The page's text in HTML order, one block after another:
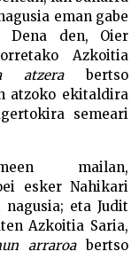
eman gabe
Dena den, Oier
Azkoitia
atzerabertso
atzoko ekitaldira
semeari
mailan,
esker Nahikari
eta Judit
Azkoitia Saria,
arraroabertso